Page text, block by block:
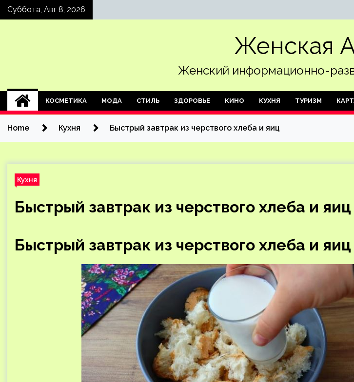
SkipСуббота, Авг 8, 2026
Женская
Женский информационно-
КОСМЕТИКА МОДА СТИЛЬ ЗДОРОВЬЕ КИНО КУХНЯ ТУРИЗМ
Home Кухня Быстрый завтрак из черствого хлеба и яиц
Кухня
Быстрый завтрак из черствого хлеба и яиц
Быстрый завтрак из черствого хлеба и яиц